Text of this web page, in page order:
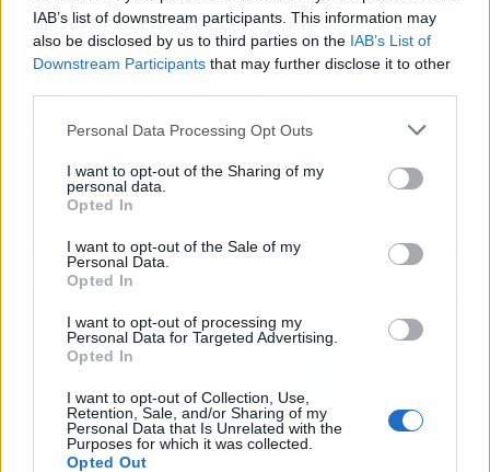
IAB’s list of downstream participants. This information may
also be disclosed by us to third parties on the IAB’s List of
Downstream Participants that may further disclose it to other
Personal Data Processing Opt Outs
I want to opt-out of the Sharing of my
personal data.
Opted In
I want to opt-out of the Sale of my
Personal Data.
Opted In
I want to opt-out of processing my
Personal Data for Targeted Advertising.
Opted In
I want to opt-out of Collection, Use,
Retention, Sale, and/or Sharing of my
Personal Data that Is Unrelated with the
Purposes for which it was collected.
Opted Out
trató de una pelea en la que el amigo habría
golpeado a una de las mujeres. Hasta ahora,
se sabe que el futbolista y su amigo niegan
haberles hecho daño y afirman que las
relaciones fueron consensuadas, y que las
voluntad.
Artículo anterior
Arda Güler se teme lo
Artículo siguiente